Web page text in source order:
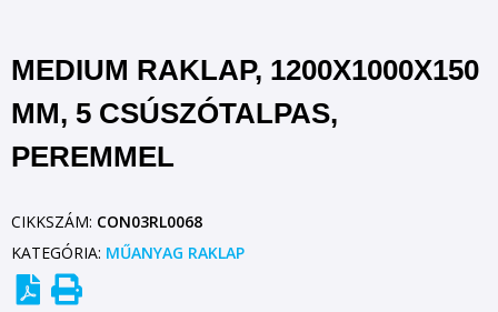
MEDIUM RAKLAP, 1200X1000X150
MM, 5 CSÚSZÓTALPAS,
PEREMMEL
CIKKSZÁM: CON03RL0068
KATEGÓRIA: MŰANYAG RAKLAP